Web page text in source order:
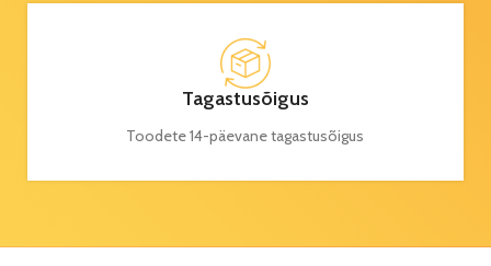
Tagastusõigus
Toodete 14-päevane tagastusõigus